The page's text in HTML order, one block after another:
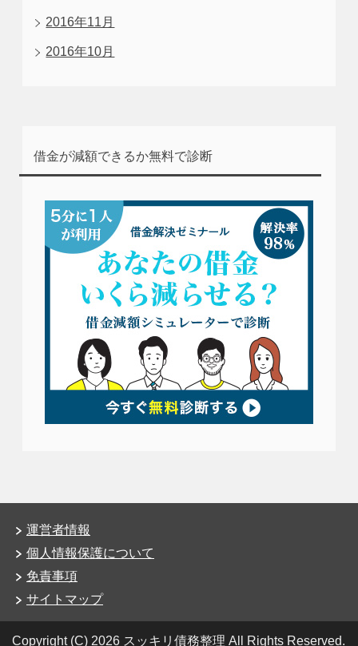
2016年11月
2016年10月
借金が減額できるか無料で診断
運営者情報
個人情報保護について
免責事項
サイトマップ
Copyright (C) 2026 スッキリ債務整理 All Rights Reserved.